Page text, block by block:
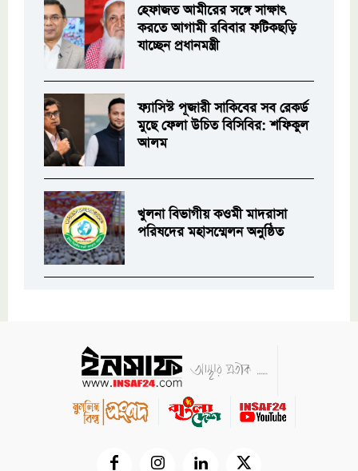
হেফাজত আমীরের সঙ্গে সাক্ষাৎ
করতে আগামী রবিবার ফটিকছড়ি
যাচ্ছেন প্রধানমন্ত্রী
ফ্যাসিস্ট পূজারী সাকিবের সব রেকর্ড
মুছে ফেলা উচিত বিসিবির: শফিকুল
আলম
খুলনা বিভাগীয় কওমী মাদরাসা
পরিষদের মহাসম্মেলন অনুষ্ঠিত